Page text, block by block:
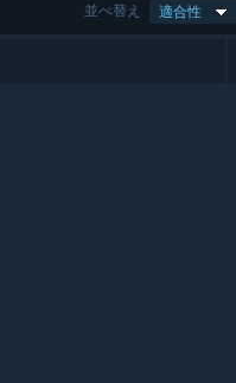
並べ替え 適合性